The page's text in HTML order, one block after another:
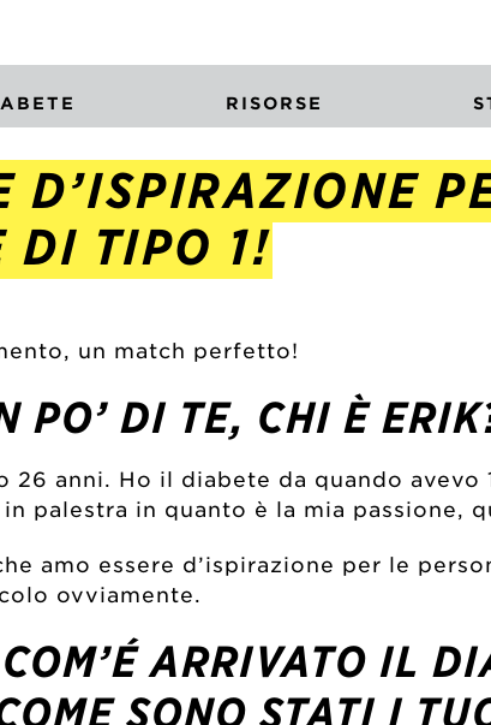
RISORSE
D’ISPIRAZIONE
DI TIPO 1!
un match perfetto!
PO’ DI TE, CHI È
26 anni. Ho il diabete da quando avevo
palestra in quanto è la mia passione,
amo essere d’ispirazione per le
ovviamente.
ARRIVATO IL
SONO STATI I